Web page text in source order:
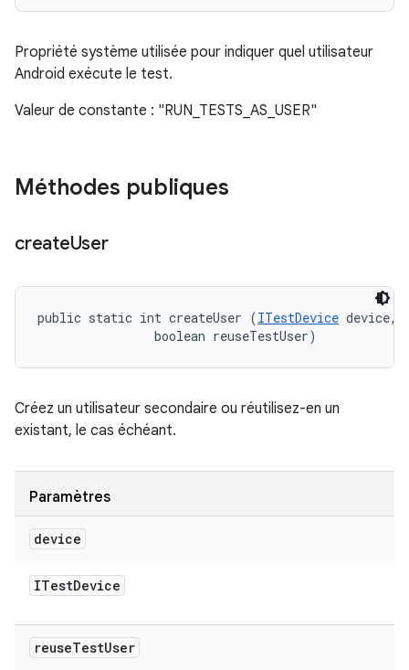
Propriété système utilisée pour indiquer quel utilisateur
Android exécute le test.
Valeur de constante : "RUN_TESTS_AS_USER"
Méthodes publiques
createUser
public static int createUser (ITestDevice device,
                boolean reuseTestUser)
Créez un utilisateur secondaire ou réutilisez-en un
existant, le cas échéant.
Paramètres
device
ITestDevice
reuseTestUser